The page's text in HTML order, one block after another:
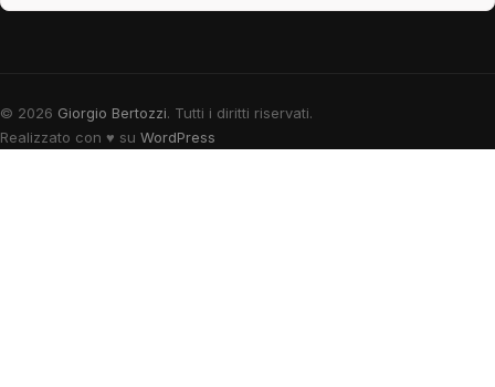
© 2026 Giorgio Bertozzi. Tutti i diritti riservati.
Realizzato con ♥ su WordPress